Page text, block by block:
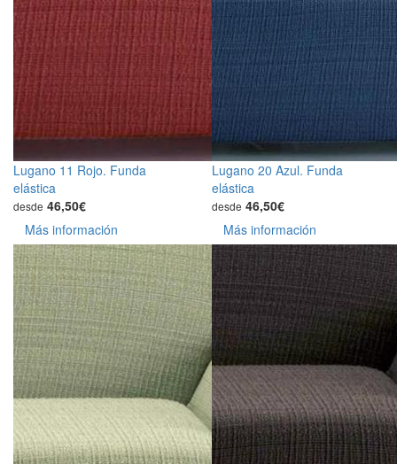
Lugano 11 Rojo. Funda
elástica
desde 46,50€
Más información
Lugano 20 Azul. Funda
elástica
desde 46,50€
Más información